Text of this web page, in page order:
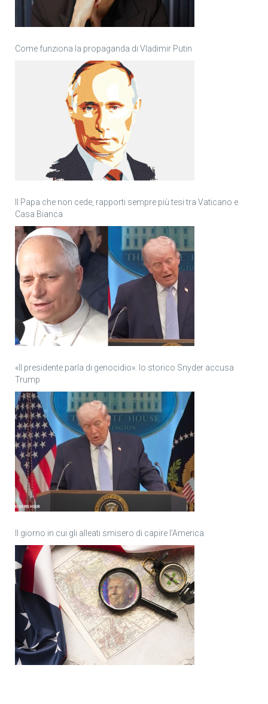
Come funziona la propaganda di Vladimir Putin
Il Papa che non cede, rapporti sempre più tesi tra Vaticano e
Casa Bianca
«Il presidente parla di genocidio»: lo storico Snyder accusa
Trump
Il giorno in cui gli alleati smisero di capire l’America